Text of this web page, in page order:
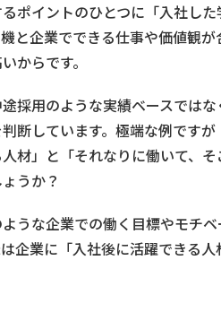
ポイントのひとつに「入社し
と企業でできる仕事や価値観
からです。
採用のような実績ベースでは
断しています。極端な例です
材」と「それなりに働いて、
うか？
うな企業での働く目標やモチ
企業に「入社後に活躍できる